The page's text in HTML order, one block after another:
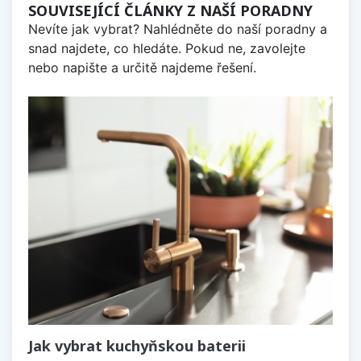
SOUVISEJÍCÍ ČLÁNKY Z NAŠÍ PORADNY
Nevíte jak vybrat? Nahlédněte do naší poradny a
snad najdete, co hledáte. Pokud ne, zavolejte
nebo napište a určitě najdeme řešení.
Jak vybrat kuchyňskou baterii